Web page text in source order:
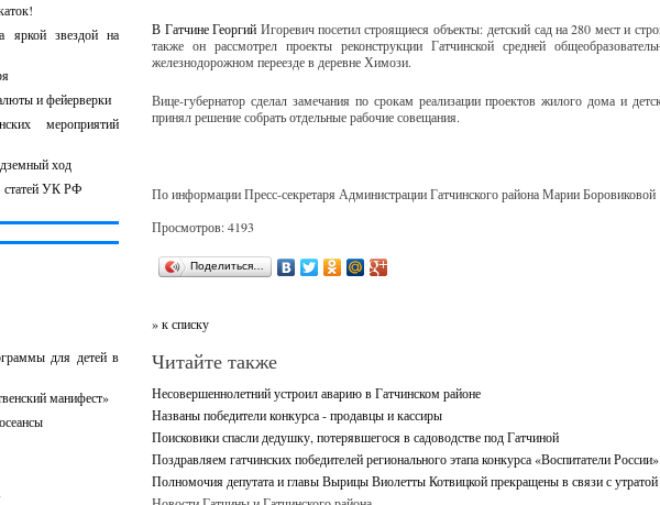
яркой звездой на
и фейерверки
мероприятий
ход
статей УК РФ
для детей в
манифест»
В Гатчине Георгий Игоревич посетил строящиеся объекты: детский сад на 280 мест и
также он рассмотрел проекты реконструкции Гатчинской средней
железнодорожном переезде в деревне Химози.
Вице-губернатор сделал замечания по срокам реализации проектов жилого дома и
принял решение собрать отдельные рабочие совещания.
По информации Пресс-секретаря Администрации Гатчинского района Марии Боровиковой
Просмотров: 4193
Поделиться…
» к списку
Читайте также
Несовершеннолетний устроил аварию в Гатчинском районе
Названы победители конкурса - продавцы и кассиры
Поисковики спасли дедушку, потерявшегося в садоводстве под Гатчиной
Поздравляем гатчинских победителей регионального этапа конкурса «Воспитатели России»
Полномочия депутата и главы Вырицы Виолетты Котвицкой прекращены в связи с